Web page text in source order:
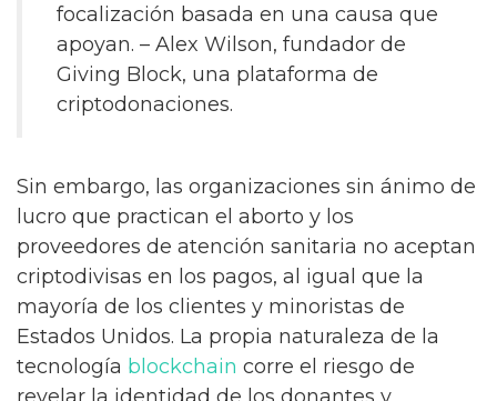
focalización basada en una causa que
apoyan. – Alex Wilson, fundador de
Giving Block, una plataforma de
criptodonaciones.
Sin embargo, las organizaciones sin ánimo de
lucro que practican el aborto y los
proveedores de atención sanitaria no aceptan
criptodivisas en los pagos, al igual que la
mayoría de los clientes y minoristas de
Estados Unidos. La propia naturaleza de la
tecnología blockchain corre el riesgo de
revelar la identidad de los donantes y